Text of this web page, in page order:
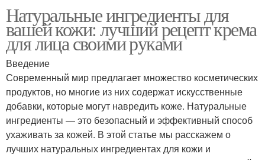
Натуральные ингредиенты для
вашей кожи: лучший рецепт крема
для лица своими руками
Введение
Современный мир предлагает множество косметических
продуктов, но многие из них содержат искусственные
добавки, которые могут навредить коже. Натуральные
ингредиенты — это безопасный и эффективный способ
ухаживать за кожей. В этой статье мы расскажем о
лучших натуральных ингредиентах для кожи и